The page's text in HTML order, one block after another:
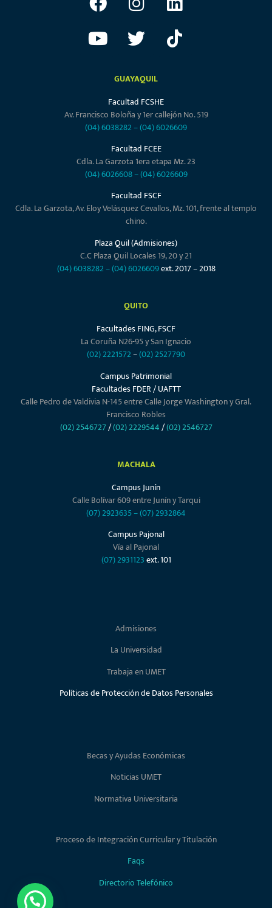
GUAYAQUIL
Facultad FCSHE
Av. Francisco Boloña y 1er callejón No. 519
(04) 6038282–(04) 6026609
Facultad FCEE
Cdla. La Garzota 1era etapa Mz. 23
(04) 6026608–(04) 6026609
Facultad FSCF
Cdla. La Garzota, Av. Eloy Velásquez Cevallos, Mz. 101, frente al templo
chino.
Plaza Quil (Admisiones)
C.C Plaza Quil Locales 19, 20 y 21
(04) 6038282–(04) 6026609ext. 2017 – 2018
QUITO
Facultades FING, FSCF
La Coruña N26-95 y San Ignacio
(02) 2221572–(02) 2527790
Campus Patrimonial
Facultades FDER / UAFTT
Calle Pedro de Valdivia N-145 entre Calle Jorge Washington y Gral.
Francisco Robles
(02) 2546727/(02) 2229544/(02) 2546727
MACHALA
Campus Junín
Calle Bolívar 609 entre Junín y Tarqui
(07) 2923635–(07) 2932864
Campus Pajonal
Vía al Pajonal
(07) 2931123ext. 101
Admisiones
La Universidad
Trabaja en UMET
Políticas de Protección de Datos Personales
Becas y Ayudas Económicas
Noticias UMET
Normativa Universitaria
Proceso de Integración Curricular y Titulación
Faqs
Directorio Telefónico